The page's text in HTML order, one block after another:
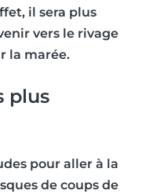
il sera plus
vers le rivage
la marée.
plus
pour aller à la
de coups de